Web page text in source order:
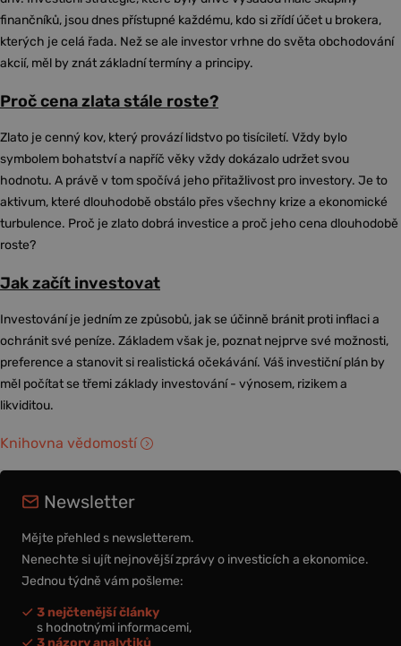
finančníků, jsou dnes přístupné každému, kdo si zřídí účet u brokera,
kterých je celá řada. Než se ale investor vrhne do světa obchodování
akcií, měl by znát základní termíny a principy.
Proč cena zlata stále roste?
Zlato je cenný kov, který provází lidstvo po tisíciletí. Vždy bylo
symbolem bohatství a napříč věky vždy dokázalo udržet svou
hodnotu. A právě v tom spočívá jeho přitažlivost pro investory. Je to
aktivum, které dlouhodobě obstálo přes všechny krize a ekonomické
turbulence. Proč je zlato dobrá investice a proč jeho cena dlouhodobě
roste?
Jak začít investovat
Investování je jedním ze způsobů, jak se účinně bránit proti inflaci a
ochránit své peníze. Základem však je, poznat nejprve své možnosti,
preference a stanovit si realistická očekávání. Váš investiční plán by
měl počítat se třemi základy investování - výnosem, rizikem a
likviditou.
Knihovna vědomostí
Newsletter
Mějte přehled s newsletterem.
Nenechte si ujít nejnovější zprávy o investicích a ekonomice.
Jednou týdně vám pošleme:
3 nejčtenější články
s hodnotnými informacemi,
3 názory analytiků